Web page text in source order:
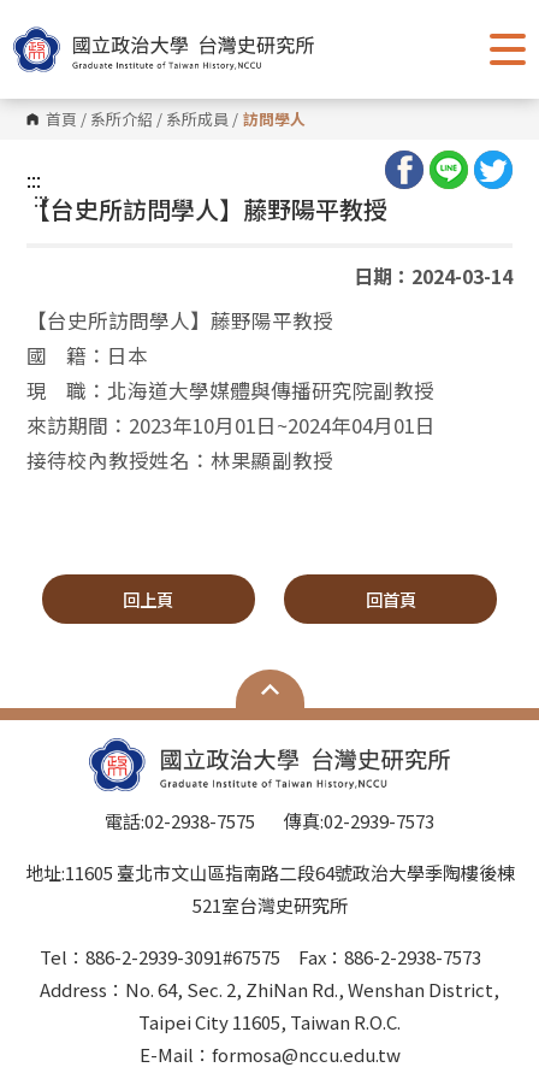
到
主
要
內
容
區 首頁 / 系所介紹 / 系所成員 / 訪問學人
:::
:::
【台史所訪問學人】藤野陽平教授
日期：2024-03-14
【台史所訪問學人】藤野陽平教授
國 籍：日本
現 職：北海道大學媒體與傳播研究院副教授
來訪期間：2023年10月01日~2024年04月01日
接待校內教授姓名：林果顯副教授
回上頁 回首頁
電話:02-2938-7575 傳真:02-2939-7573
地址:11605 臺北市文山區指南路二段64號政治大學季陶樓後棟
521室台灣史研究所
Tel：886-2-2939-3091#67575 Fax：886-2-2938-7573
Address：No. 64, Sec. 2, ZhiNan Rd., Wenshan District,
Taipei City 11605, Taiwan R.O.C.
E-Mail：formosa@nccu.edu.tw